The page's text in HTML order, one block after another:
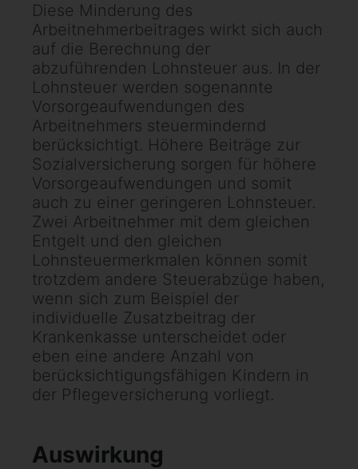
Diese Minderung des
Arbeitnehmerbeitrages wirkt sich auch
auf die Berechnung der
abzuführenden Lohnsteuer aus. In der
Lohnsteuer werden sogenannte
Vorsorgeaufwendungen des
Arbeitnehmers steuermindernd
berücksichtigt. Höhere Beiträge zur
Sozialversicherung sorgen für höhere
Vorsorgeaufwendungen und somit
auch zu einer geringeren Lohnsteuer.
Zwei Arbeitnehmer mit dem gleichen
Entgelt und den gleichen
Lohnsteuermerkmalen können somit
trotzdem andere Steuerabzüge haben,
wenn sich zum Beispiel der
individuelle Zusatzbeitrag der
Krankenkasse unterscheidet oder
eben eine andere Anzahl von
berücksichtigungsfähigen Kindern in
der Pflegeversicherung vorliegt.
Auswirkung